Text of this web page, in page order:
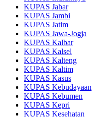
KUPAS Jabar
KUPAS Jambi
KUPAS Jatim
KUPAS Jawa-Jogja
KUPAS Kalbar
KUPAS Kalsel
KUPAS Kalteng
KUPAS Kaltim
KUPAS Kasus
KUPAS Kebudayaan
KUPAS Kebumen
KUPAS Kepri
KUPAS Kesehatan